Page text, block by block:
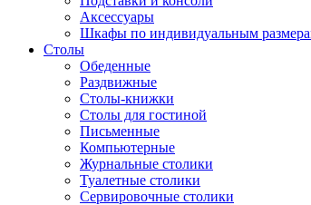
Аксессуары
Шкафы по индивидуальным
Столы
Обеденные
Раздвижные
Столы-книжки
Столы для гостиной
Письменные
Компьютерные
Журнальные столики
Туалетные столики
Сервировочные столики